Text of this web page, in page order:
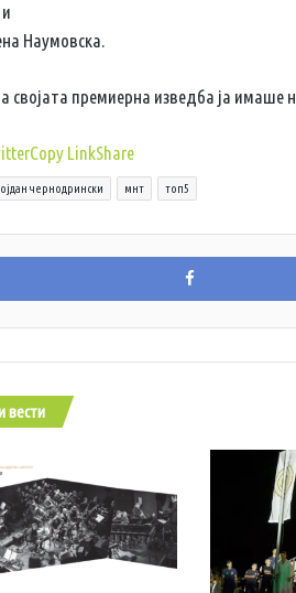
Наумовска.
својата премиерна изведба ја имаше
Copy LinkShare
чернодрински мнт топ5
вести